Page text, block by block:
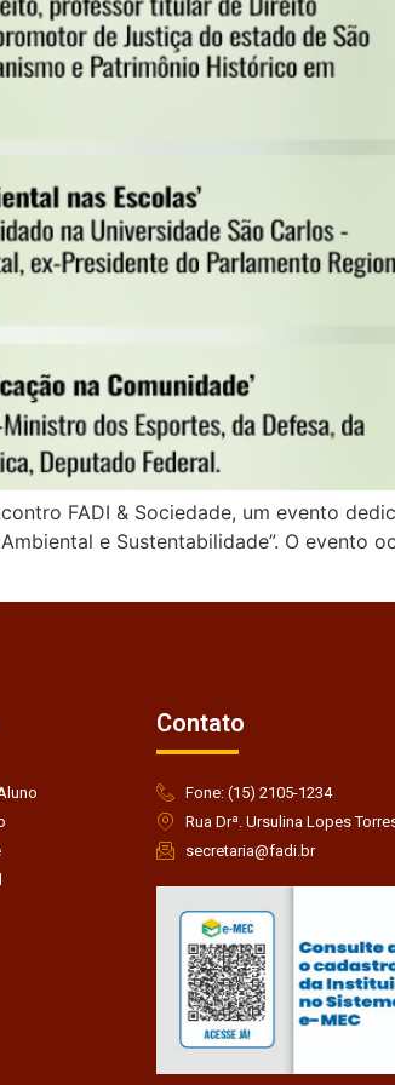
FADI & Sociedade, um evento
e Sustentabilidade”. O evento
Contato
Fone: (15) 2105-1234
Rua Drª. Ursulina Lopes
secretaria@fadi.br